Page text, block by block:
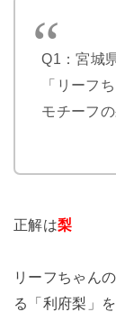
Q1：宮城
「リーフ
モチーフ
正解は梨
リーフちゃん
る「利府梨」